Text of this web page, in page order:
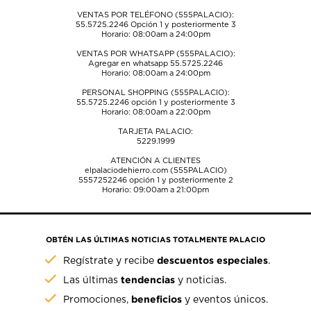
VENTAS POR TELÉFONO (555PALACIO):
55.5725.2246Opción 1 y posteriormente 3
Horario: 08:00am a 24:00pm
VENTAS POR WHATSAPP (555PALACIO):
Agregar en whatsapp 55.5725.2246
Horario: 08:00am a 24:00pm
PERSONAL SHOPPING (555PALACIO):
55.5725.2246opción 1 y posteriormente 3
Horario: 08:00am a 22:00pm
TARJETA PALACIO:
5229.1999
ATENCIÓN A CLIENTES
elpalaciodehierro.com (555PALACIO)
5557252246opción 1 y posteriormente 2
Horario: 09:00am a 21:00pm
OBTÉN LAS ÚLTIMAS NOTICIAS TOTALMENTE PALACIO
Regístrate y recibedescuentos especiales.
Las últimastendencias y noticias.
Promociones, beneficios y eventos únicos.